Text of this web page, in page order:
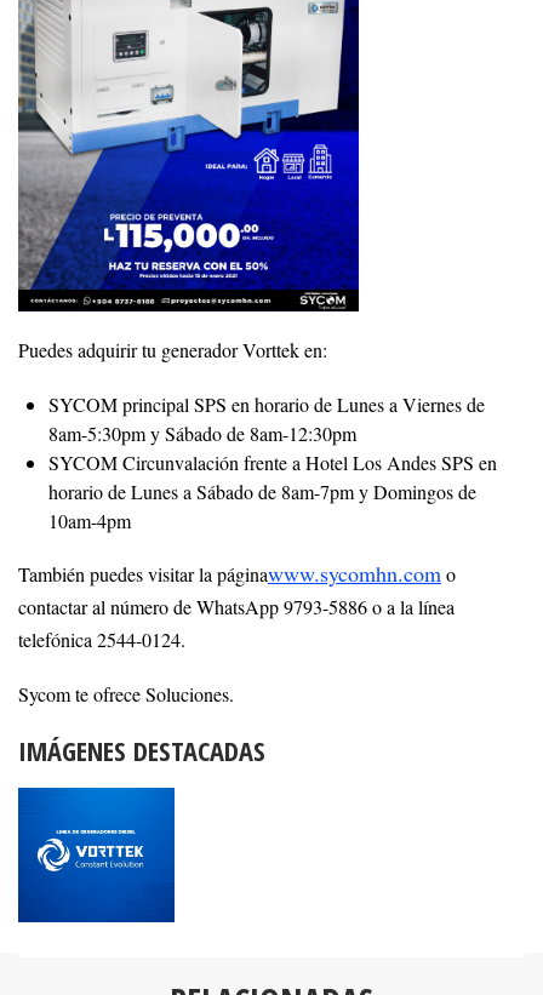
Puedes adquirir tu generador Vorttek en:
SYCOM principal SPS en horario de Lunes a Viernes de
8am-5:30pm y Sábado de 8am-12:30pm
SYCOM Circunvalación frente a Hotel Los Andes SPS en
horario de Lunes a Sábado de 8am-7pm y Domingos de
10am-4pm
También puedes visitar la páginawww.sycomhn.com o
contactar al número de WhatsApp 9793-5886 o a la línea
telefónica 2544-0124.
Sycom te ofrece Soluciones.
IMÁGENES DESTACADAS